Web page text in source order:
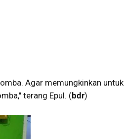
Agar memungkinkan untuk
terang Epul. (bdr)